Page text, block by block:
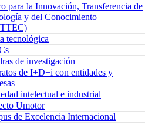
para la Innovación, Transferencia de
y del Conocimiento
tecnológica
de investigación
de I+D+i con entidades y
intelectual e industrial
Umotor
de Excelencia Internacional